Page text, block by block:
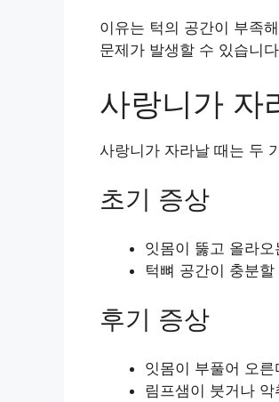
이유는 턱의 공간이 부족
문제가 발생할 수 있습니
사랑니가 자
사랑니가 자라날 때는 두
초기 증상
잇몸이 뚫고 올라
턱뼈 공간이 충분
후기 증상
잇몸이 부풀어 오
림프샘이 붓거나